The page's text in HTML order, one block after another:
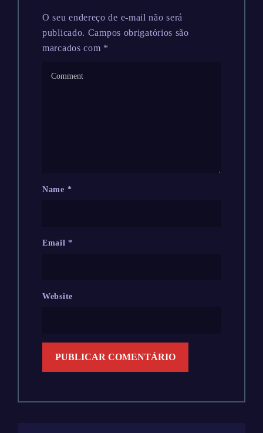
O seu endereço de e-mail não será
publicado. Campos obrigatórios são
marcados com *
Name *
Email*
Website